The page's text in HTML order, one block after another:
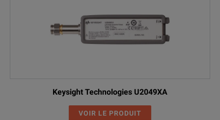
Keysight Technologies U2049XA
VOIR LE PRODUIT